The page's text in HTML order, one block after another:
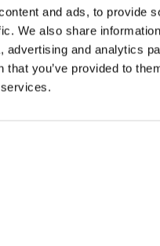
and ads, to provide
We also share
advertising and analytics
you’ve provided to